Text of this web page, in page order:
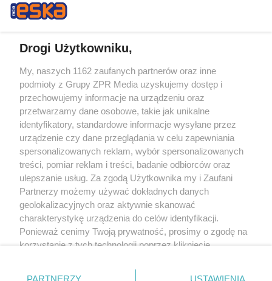
Żaden utwór zamieszczony w serwisie nie może być powielany i
rozpowszechniany lub dalej rozpowszechniany w jakikolwiek sposób (w
tym także elektroniczny lub mechaniczny) na jakimkolwiek polu
eksploatacji w jakiejkolwiek formie, włącznie z umieszczaniem w Internecie
bez pisemnej zgody właściciela praw. Jakiekolwiek użycie lub
wykorzystanie utworów w całości lub w części z naruszeniem prawa, tzn.
bez właściwej zgody, jest zabronione pod groźbą kary i może być ścigane
prawnie.
O nas
Drogi Użytkowniku,
My, naszych 1162 zaufanych partnerów oraz inne
podmioty z Grupy ZPR Media uzyskujemy dostęp i
przechowujemy informacje na urządzeniu oraz
przetwarzamy dane osobowe, takie jak unikalne
identyfikatory, standardowe informacje wysyłane przez
urządzenie czy dane przeglądania w celu zapewniania
spersonalizowanych reklam, wybór spersonalizowanych
treści, pomiar reklam i treści, badanie odbiorców oraz
ulepszanie usług. Za zgodą Użytkownika my i Zaufani
Partnerzy możemy używać dokładnych danych
geolokalizacyjnych oraz aktywnie skanować
charakterystykę urządzenia do celów identyfikacji.
Ponieważ cenimy Twoją prywatność, prosimy o zgodę na
korzystanie z tych technologii poprzez kliknięcie
zmienić/wycofać klikając przycisk ustawień prywatności
PARTNERZY USTAWIENIA